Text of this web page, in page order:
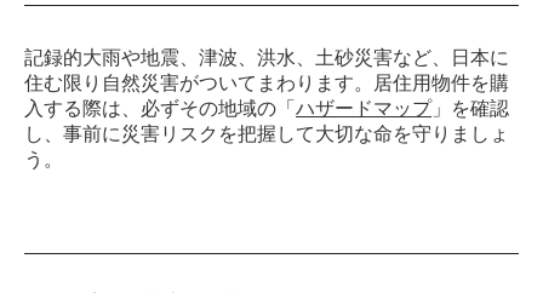
記録的大雨や地震、津波、洪水、土砂災害など、日本に
住む限り自然災害がついてまわります。居住用物件を購
入する際は、必ずその地域の「 ハザードマップ」を確認
し、事前に災害リスクを把握して大切な命を守りましょ
う。